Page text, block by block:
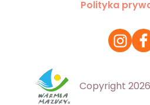
Polityka
Copyright